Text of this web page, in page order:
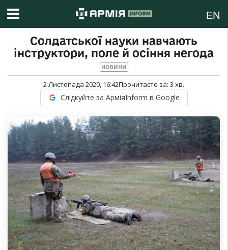
EN
Солдатської науки навчають
інструктори, поле й осіння негода
НОВИНИ
2 Листопада 2020, 16:42Прочитаєте за: 3 хв.
Слідкуйте за АрміяInform в Google